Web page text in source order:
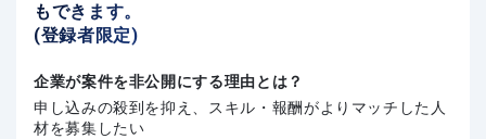
もできます。
(登録者限定)
企業が案件を非公開にする理由とは？
申し込みの殺到を抑え、スキル・報酬がよりマッチした人
材を募集したい